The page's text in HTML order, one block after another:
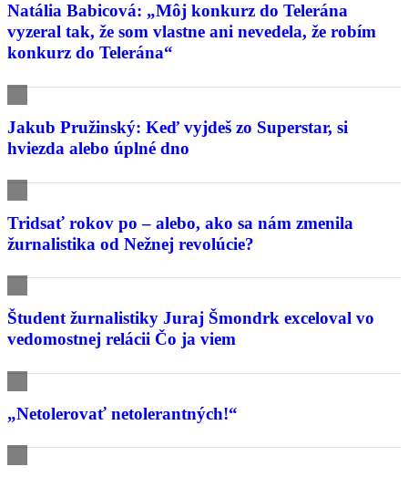
Natália Babicová: „Môj konkurz do Telerána
vyzeral tak, že som vlastne ani nevedela, že robím
konkurz do Telerána“
Jakub Pružinský: Keď vyjdeš zo Superstar, si
hviezda alebo úplné dno
Tridsať rokov po – alebo, ako sa nám zmenila
žurnalistika od Nežnej revolúcie?
Študent žurnalistiky Juraj Šmondrk exceloval vo
vedomostnej relácii Čo ja viem
„Netolerovať netolerantných!“